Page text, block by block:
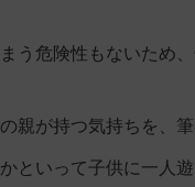
う危険性もないため
親が持つ気持ちを、
といって子供に一人